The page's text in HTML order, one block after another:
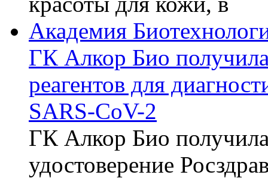
Академия
ГК Алкор Био
реагентов для
SARS-CoV-2
ГК Алкор Био
удостоверение